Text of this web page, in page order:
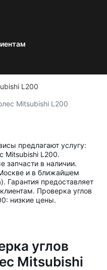
L200
Mitsubishi L200
предлагают услугу:
Mitsubishi L200.
запчасти в наличии.
и в ближайшем
Гарантия предоставляет
Проверка углов
низкие цены.
углов
Mitsubishi